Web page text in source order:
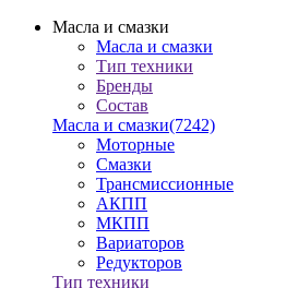
Масла и смазки
Масла и смазки
Тип техники
Бренды
Состав
Масла и смазки(7242)
Моторные
Смазки
Трансмиссионные
АКПП
МКПП
Вариаторов
Редукторов
Тип техники